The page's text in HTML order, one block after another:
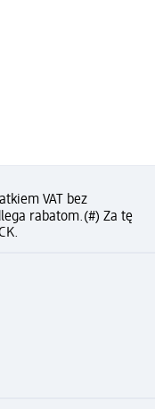
VAT bez
rabatom.(#) Za tę